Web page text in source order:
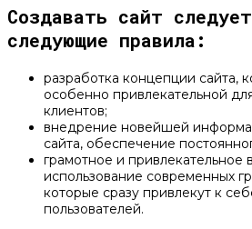
Создавать сайт
следующие правила:
разработка концепции сайта,
особенно привлекательной
клиентов;
внедрение новейшей
сайта, обеспечение
грамотное и
использование современных
которые сразу привлекут к
пользователей.